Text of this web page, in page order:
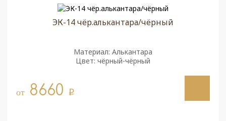
ЭК-14 чёр.алькантара/чёрный
Материал: Алькантара
Цвет: чёрный-чёрный
от8660 q